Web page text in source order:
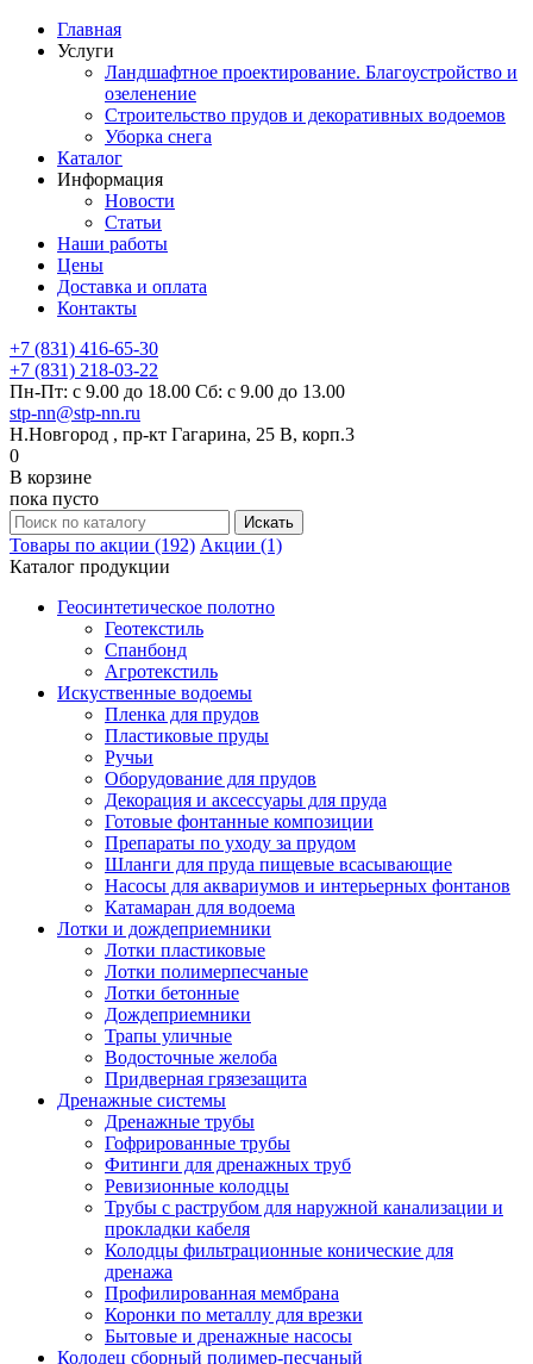
Главная
Услуги
Ландшафтное проектирование. Благоустройство и
озеленение
Строительство прудов и декоративных водоемов
Уборка снега
Каталог
Информация
Новости
Статьи
Наши работы
Цены
Доставка и оплата
Контакты
+7 (831) 416-65-30
+7 (831) 218-03-22
Пн-Пт: с 9.00 до 18.00 Сб: с 9.00 до 13.00
stp-nn@stp-nn.ru
Н.Новгород , пр-кт Гагарина, 25 В, корп.3
0
В корзине
пока пусто
Товары по акции (192) Акции (1)
Каталог продукции
Геосинтетическое полотно
Геотекстиль
Спанбонд
Агротекстиль
Искуственные водоемы
Пленка для прудов
Пластиковые пруды
Ручьи
Оборудование для прудов
Декорация и аксессуары для пруда
Готовые фонтанные композиции
Препараты по уходу за прудом
Шланги для пруда пищевые всасывающие
Насосы для аквариумов и интерьерных фонтанов
Катамаран для водоема
Лотки и дождеприемники
Лотки пластиковые
Лотки полимерпесчаные
Лотки бетонные
Дождеприемники
Трапы уличные
Водосточные желоба
Придверная грязезащита
Дренажные системы
Дренажные трубы
Гофрированные трубы
Фитинги для дренажных труб
Ревизионные колодцы
Трубы с раструбом для наружной канализации и
прокладки кабеля
Колодцы фильтрационные конические для
дренажа
Профилированная мембрана
Коронки по металлу для врезки
Бытовые и дренажные насосы
Колодец сборный полимер-песчаный